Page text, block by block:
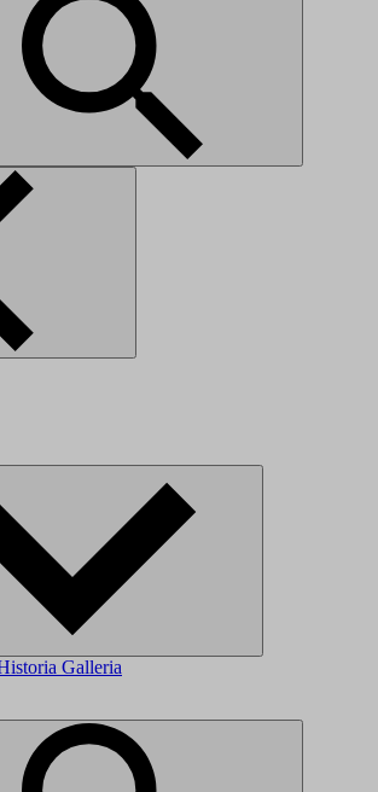
Galleria